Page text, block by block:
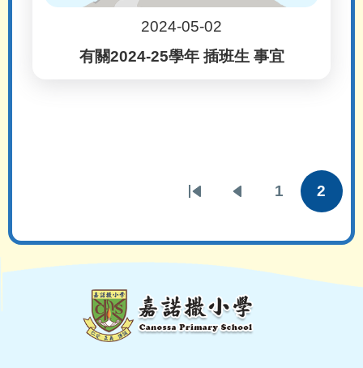
2024-05-02
有關2024-25學年 插班生 事宜
First
Previous
頁
1
目
頁
2